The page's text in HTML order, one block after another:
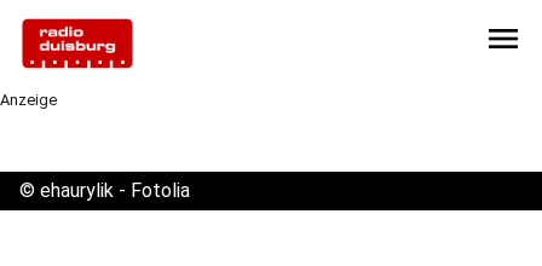
menu
Anzeige
© ehaurylik - Fotolia